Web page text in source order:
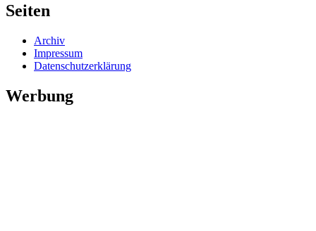
Seiten
Archiv
Impressum
Datenschutzerklärung
Werbung